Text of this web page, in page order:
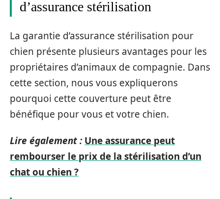
d’assurance stérilisation
La garantie d’assurance stérilisation pour
chien présente plusieurs avantages pour les
propriétaires d’animaux de compagnie. Dans
cette section, nous vous expliquerons
pourquoi cette couverture peut être
bénéfique pour vous et votre chien.
Lire également : Une assurance peut
rembourser le prix de la stérilisation d’un
chat ou chien ?